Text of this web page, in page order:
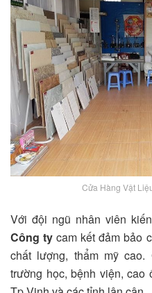
Cửa Hàng Vật
Với đội ngũ nhân viên
Công ty cam kết đảm bảo
chất lượng, thẩm mỹ
trường học, bệnh viện,